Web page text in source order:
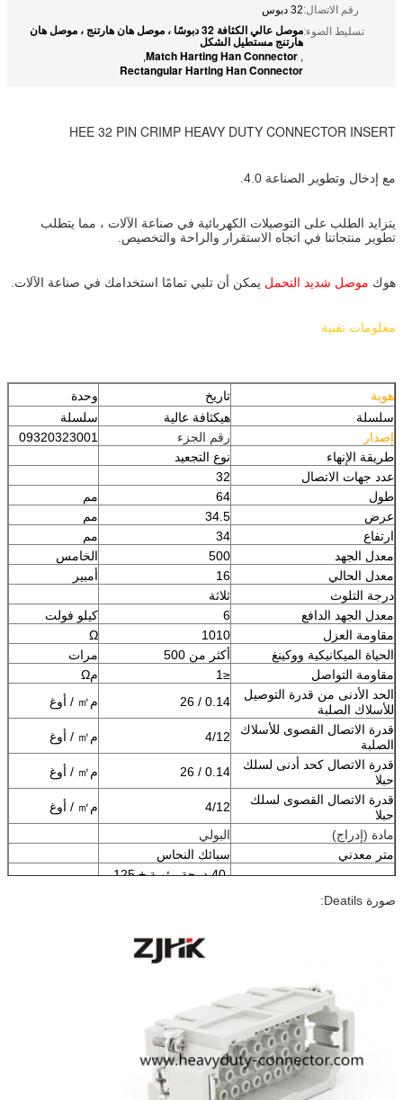
رقم الاتصال:32 دبوس
تسليط الضوء:
موصل عالي الكثافة 32 دبوسًا ، موصل هان هارتنج ، موصل هان
هارتنج مستطيل الشكل
,
Match Harting Han Connector
,
Rectangular Harting Han Connector
HEE 32 PIN CRIMP HEAVY DUTY CONNECTOR INSERT
مع إدخال وتطوير الصناعة 4.0.
يتزايد الطلب على التوصيلات الكهربائية في صناعة الآلات ، مما يتطلب
تطوير منتجاتنا في اتجاه الاستقرار والراحة والتخصيص.
هوك موصل شديد التحمل يمكن أن تلبي تمامًا استخدامك في صناعة الآلات.
معلومات تقنية
هوية تاريخ
وحدة
سلسلة
هيكثافة عالية
سلسلة
إصدار
رقم الجزء
09320323001
طريقة الإنهاء
نوع التجعيد
عدد جهات الاتصال
32
طول
64
مم
عرض
34.5
مم
ارتفاع
34
مم
معدل الجهد
500
الخامس
معدل الحالي
16
أمبير
درجة التلوث
ثلاثة
معدل الجهد الدافع
6
كيلو فولت
مقاومة العزل
1010
Ω
الحياة الميكانيكية ووكينغ
أكثر من 500
مرات
مقاومة التواصل
≤1
مΩ
الحد الأدنى من قدرة التوصيل
للأسلاك الصلبة
0.14 / 26
م㎡ / أوغ
قدرة الاتصال القصوى للأسلاك
الصلبة
4/12
م㎡ / أوغ
قدرة الاتصال كحد أدنى لسلك
حبلا
0.14 / 26
م㎡ / أوغ
قدرة الاتصال القصوى لسلك
حبلا
4/12
م㎡ / أوغ
مادة (إدراج)
البولي
متر معدني
سبائك النحاس
-40 درجة مئوية + 125
طول التجريد
صورة Deatils: